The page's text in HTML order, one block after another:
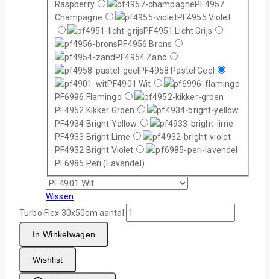
Raspberry
PF4957
Champagne
PF4955 Violet
PF4951 Licht Grijs
PF4956 Brons
PF4954 Zand
PF4958 Pastel Geel
PF4901 Wit
PF6996 Flamingo
PF4952 Kikker Groen
PF4934 Bright Yellow
PF4933 Bright Lime
PF4932 Bright Violet
PF6985 Peri (Lavendel)
Wissen
Turbo Flex 30x50cm aantal
In Winkelwagen
Wishlist